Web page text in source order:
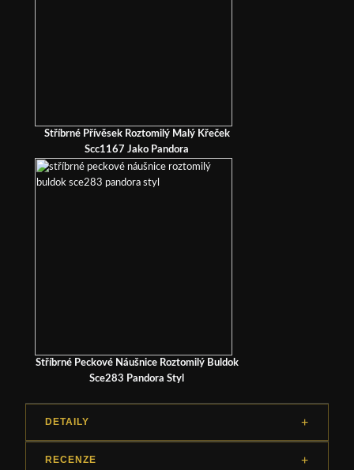
Stříbrné Přívěsek Roztomilý Malý Křeček
Scc1167 Jako Pandora
Stříbrné Peckové Náušnice Roztomilý Buldok
Sce283 Pandora Styl
DETAILY
RECENZE